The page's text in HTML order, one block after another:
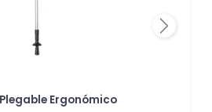
Ergonómico
Next